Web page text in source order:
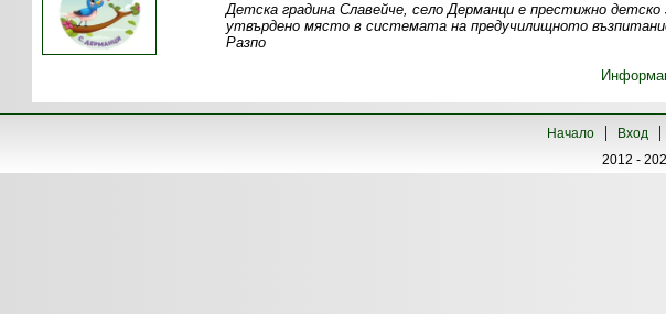
Детска градина Славейче, село Дерманци е престижно
утвърдено място в системата на предучилищното
Разпо
Начало Вход
2012 -